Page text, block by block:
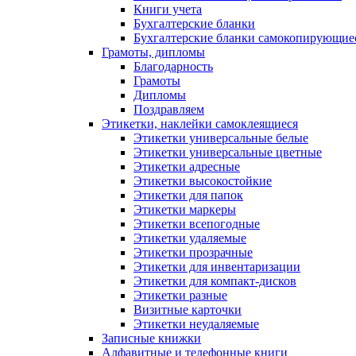
Книги учета
Бухгалтерские бланки
Бухгалтерские бланки
Грамоты, дипломы
Благодарность
Грамоты
Дипломы
Поздравляем
Этикетки, наклейки самоклеящиеся
Этикетки универсальные белые
Этикетки универсальные цветные
Этикетки адресные
Этикетки высокостойкие
Этикетки для папок
Этикетки маркеры
Этикетки всепогодные
Этикетки удаляемые
Этикетки прозрачные
Этикетки для инвентаризации
Этикетки для компакт-дисков
Этикетки разные
Визитные карточки
Этикетки неудаляемые
Записные книжки
Алфавитные и телефонные книги